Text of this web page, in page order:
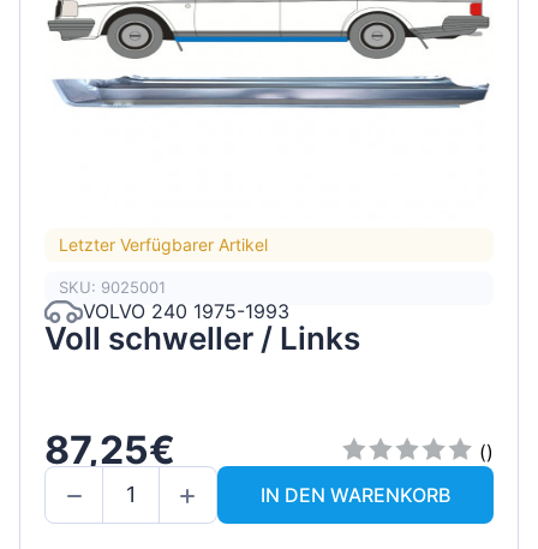
Letzter Verfügbarer Artikel
SKU: 9025001
VOLVO 240 1975-1993
Voll schweller / Links
87,25€
()
IN DEN WARENKORB